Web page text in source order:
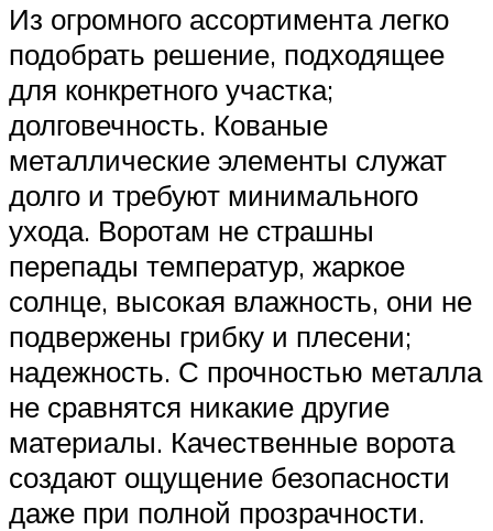
Из огромного ассортимента легко
подобрать решение, подходящее
для конкретного участка;
долговечность. Кованые
металлические элементы служат
долго и требуют минимального
ухода. Воротам не страшны
перепады температур, жаркое
солнце, высокая влажность, они не
подвержены грибку и плесени;
надежность. С прочностью металла
не сравнятся никакие другие
материалы. Качественные ворота
создают ощущение безопасности
даже при полной прозрачности.